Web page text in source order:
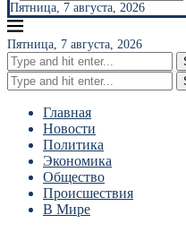
Пятница, 7 августа, 2026
Пятница, 7 августа, 2026
Главная
Новости
Политика
Экономика
Общество
Происшествия
В Мире